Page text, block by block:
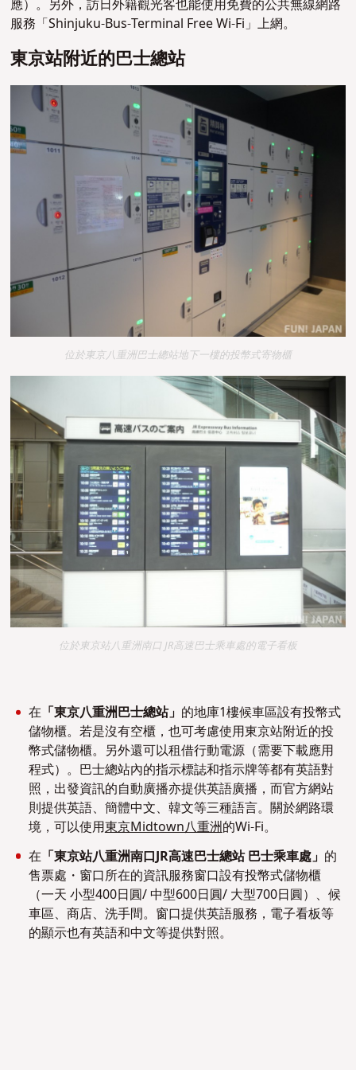
應）。另外，訪日外籍觀光客也能使用免費的公共無線網路
服務「Shinjuku-Bus-Terminal Free Wi-Fi」上網。
東京站附近的巴士總站
位於東京八重洲巴士總站地下一樓的投幣式寄物櫃
位於東京站八重洲南口 JR高速巴士乘車處的電子看板
在「東京八重洲巴士總站」 的地庫1樓候車區設有投幣式
儲物櫃。若是沒有空櫃，也可考慮使用東京站附近的投
幣式儲物櫃。另外還可以租借行動電源（需要下載應用
程式）。巴士總站內的指示標誌和指示牌等都有英語對
照，出發資訊的自動廣播亦提供英語廣播，而官方網站
則提供英語、簡體中文、韓文等三種語言。關於網路環
境，可以使用東京Midtown八重洲的Wi-Fi。
在「東京站八重洲南口JR高速巴士總站 巴士乘車處」 的
售票處・窗口所在的資訊服務窗口設有投幣式儲物櫃
（一天 小型400日圓/ 中型600日圓/ 大型700日圓）、候
車區、商店、洗手間。窗口提供英語服務，電子看板等
的顯示也有英語和中文等提供對照。